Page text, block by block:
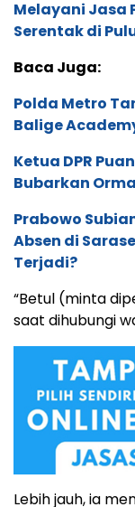
Melayani Jasa
Serentak di
Baca Juga:
Polda Metro
Balige
Ketua DPR
Bubarkan
Prabowo
Absen di
Terjadi?
“Betul (minta
saat dihubungi
Lebih jauh, ia